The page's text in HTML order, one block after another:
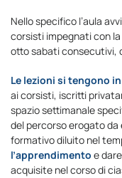
Nello specifico l’aula
corsisti impegnati con
otto sabati consecutivi,
Le lezioni si tengono
ai corsisti, iscritti
spazio settimanale
del percorso erogato da
formativo diluito nel
l’apprendimento e
acquisite nel corso di